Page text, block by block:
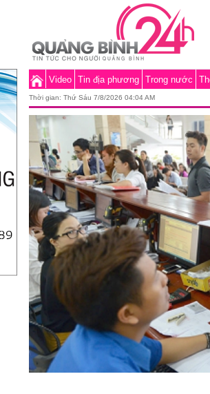
Video Tin địa phương Trong nước
Thời gian: Thứ Sáu 7/8/2026 04:04 AM